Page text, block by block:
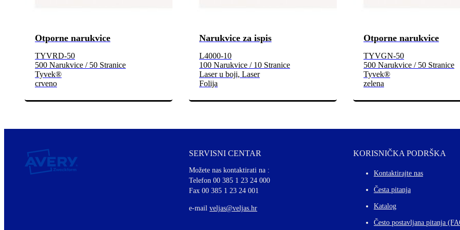
Otporne narukvice
TYVRD-50
500 Narukvice / 50 Stranice
Tyvek®
crveno
Narukvice za ispis
L4000-10
100 Narukvice / 10 Stranice
Laser u boji, Laser
Folija
Otporne narukvice
TYVGN-50
500 Narukvice / 50 Stranice
Tyvek®
zelena
SERVISNI CENTAR
Možete nas kontaktirati na :
Telefon 00 385 1 23 24 000
Fax 00 385 1 23 24 001
e-mail veljas@veljas.hr
KORISNIČKA PODRŠKA
Kontaktirajte nas
Česta pitanja
Katalog
Često postavljana pitanja